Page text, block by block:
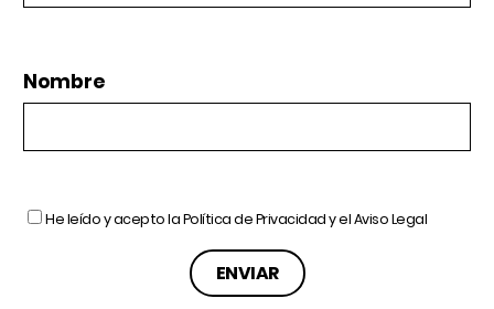
Nombre
He leído y acepto laPolítica de Privacidady elAviso Legal